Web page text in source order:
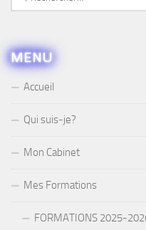
MENU
Accueil
Qui suis-je?
Mon Cabinet
Mes Formations
FORMATIONS 2025-